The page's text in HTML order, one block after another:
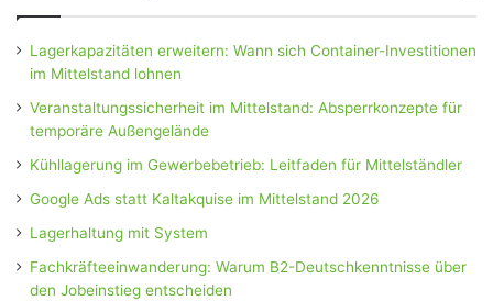
Lagerkapazitäten erweitern: Wann sich Container-Investitionen
im Mittelstand lohnen
Veranstaltungssicherheit im Mittelstand: Absperrkonzepte für
temporäre Außengelände
Kühllagerung im Gewerbebetrieb: Leitfaden für Mittelständler
Google Ads statt Kaltakquise im Mittelstand 2026
Lagerhaltung mit System
Fachkräfteeinwanderung: Warum B2-Deutschkenntnisse über
den Jobeinstieg entscheiden